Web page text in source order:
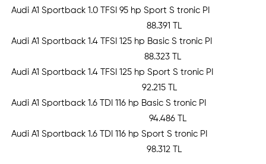
Audi A1 Sportback 1.0 TFSI 95 hp Sport S tronic PI
88.391 TL
Audi A1 Sportback 1.4 TFSI 125 hp Basic S tronic PI
88.323 TL
Audi A1 Sportback 1.4 TFSI 125 hp Sport S tronic PI
92.215 TL
Audi A1 Sportback 1.6 TDI 116 hp Basic S tronic PI
94.486 TL
Audi A1 Sportback 1.6 TDI 116 hp Sport S tronic PI
98.312 TL